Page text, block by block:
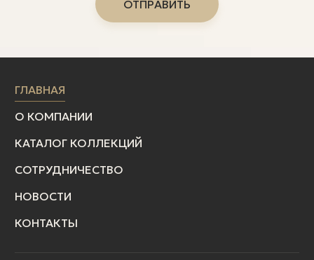
ГЛАВНАЯ
О КОМПАНИИ
КАТАЛОГ КОЛЛЕКЦИЙ
СОТРУДНИЧЕСТВО
НОВОСТИ
КОНТАКТЫ